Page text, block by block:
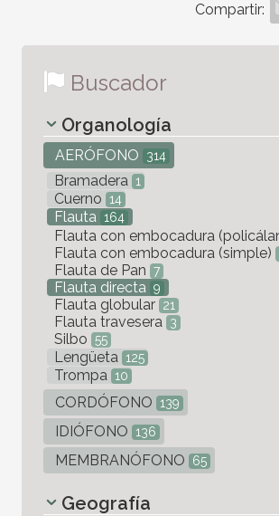
Compartir:
Buscador
Organología
AERÓFONO 314
Bramadera 1
Cuerno 14
Flauta 164
Flauta con embocadura
Flauta con embocadura (simple)
Flauta de Pan 7
Flauta directa 9
Flauta globular 21
Flauta travesera 3
Silbo 55
Lengüeta 125
Trompa 10
CORDÓFONO 139
IDIÓFONO 136
MEMBRANÓFONO 65
Geografía